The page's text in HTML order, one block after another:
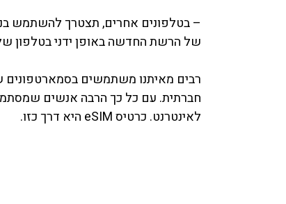
– בטלפונים אחרים, תצטרך להשתמש
של הרשת החדשה באופן ידני בטלפון
רבים מאיתנו משתמשים בסמארטפונים
חברתית. עם כל כך הרבה אנשים
לאינטרנט. כרטיס eSIM היא דרך כזו.